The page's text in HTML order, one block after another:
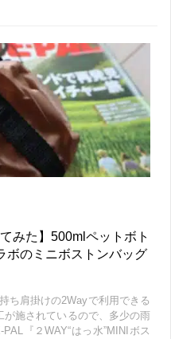
みた】500mlペットボト
ボのミニボストンバッグ
ち肩掛けの2Wayで利用できる
が施されているので、多少の雨
『２WAY“はっ水”MINIボス